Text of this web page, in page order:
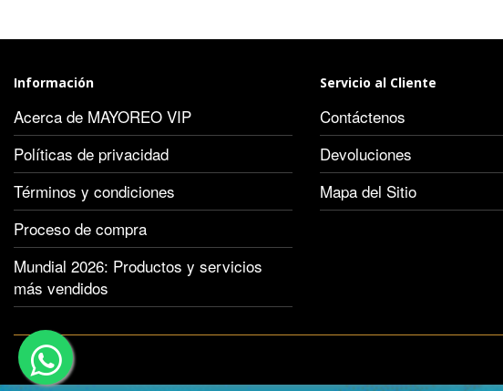
Información
Acerca de MAYOREO VIP
Políticas de privacidad
Términos y condiciones
Proceso de compra
Mundial 2026: Productos y servicios
más vendidos
Servicio al Cliente
Contáctenos
Devoluciones
Mapa del Sitio